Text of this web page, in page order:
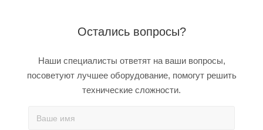
Остались вопросы?
Наши специалисты ответят на ваши вопросы,
посоветуют лучшее оборудование, помогут решить
технические сложности.